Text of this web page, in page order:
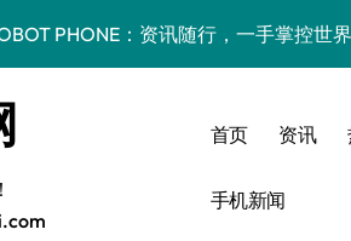
PHONE：资讯随行，一手掌控世
Pro Max资讯速递，一机在手动态全知晓
V6驾到！一屏掌控，解锁新机超实用
17 Pro重磅来袭：性能跃升，开启手机新
首页 资讯
手机新闻